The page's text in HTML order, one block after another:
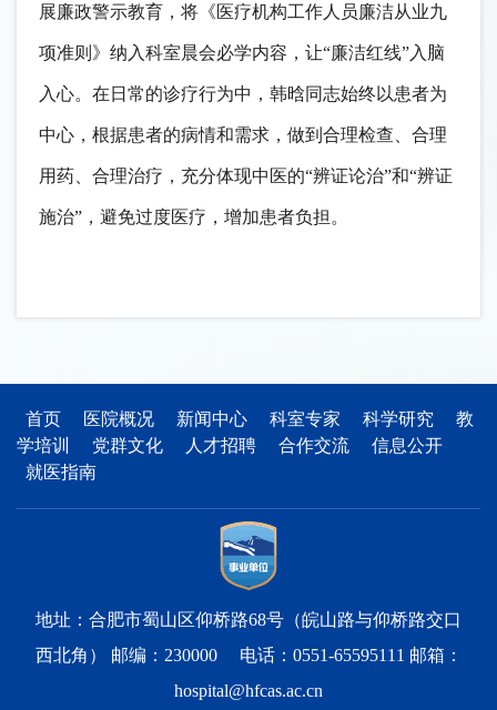
展廉政警示教育，将《医疗机构工作人员廉洁从业九
项准则》纳入科室晨会必学内容，让“廉洁红线”入脑
入心。在日常的诊疗行为中，韩晗同志始终以患者为
中心，根据患者的病情和需求，做到合理检查、合理
用药、合理治疗，充分体现中医的“辨证论治”和“辨证
施治”，避免过度医疗，增加患者负担。
首页 医院概况 新闻中心 科室专家 科学研究
教
学培训
党群文化 人才招聘 合作交流
信息公开
就医指南
地址：合肥市蜀山区仰桥路68号（皖山路与仰桥路交口
西北角） 邮编：230000 电话：0551-65595111 邮箱：
hospital@hfcas.ac.cn